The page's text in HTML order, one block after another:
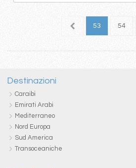
52 53 54
Destinazioni
Caraibi
Emirati Arabi
Mediterraneo
Nord Europa
Sud America
Transoceaniche